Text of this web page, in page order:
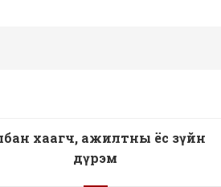
хаагч, ажилтны ёс зүйн
дүрэм